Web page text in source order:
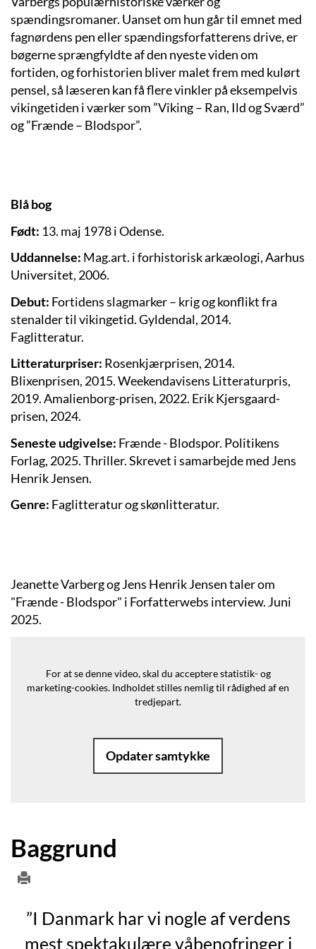
spændingsromaner. Uanset om hun går til emnet med
fagnørdens pen eller spændingsforfatterens drive, er
bøgerne sprængfyldte af den nyeste viden om
fortiden, og forhistorien bliver malet frem med kulørt
pensel, så læseren kan få flere vinkler på eksempelvis
vikingetiden i værker som ”Viking – Ran, Ild og Sværd”
og ”Frænde – Blodspor”.
Blå bog
Født: 13. maj 1978 i Odense.
Uddannelse: Mag.art. i forhistorisk arkæologi, Aarhus
Universitet, 2006.
Debut: Fortidens slagmarker – krig og konflikt fra
stenalder til vikingetid. Gyldendal, 2014.
Faglitteratur.
Litteraturpriser: Rosenkjærprisen, 2014.
Blixenprisen, 2015. Weekendavisens Litteraturpris,
2019. Amalienborg-prisen, 2022. Erik Kjersgaard-
prisen, 2024.
Seneste udgivelse: Frænde - Blodspor. Politikens
Forlag, 2025. Thriller. Skrevet i samarbejde med Jens
Henrik Jensen.
Genre: Faglitteratur og skønlitteratur.
Jeanette Varberg og Jens Henrik Jensen taler om
"Frænde - Blodspor" i Forfatterwebs interview. Juni
2025.
For at se denne video, skal du acceptere statistik- og
marketing-cookies. Indholdet stilles nemlig til rådighed af en
tredjepart.
Opdater samtykke
Baggrund
”I Danmark har vi nogle af verdens
mest spektakulære våbenofringer i